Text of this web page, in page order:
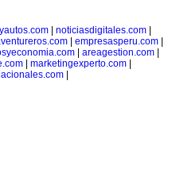
| noticiasdigitales.com|
empresasperu.com
| areagestion.com|
| marketingexperto.com|
|